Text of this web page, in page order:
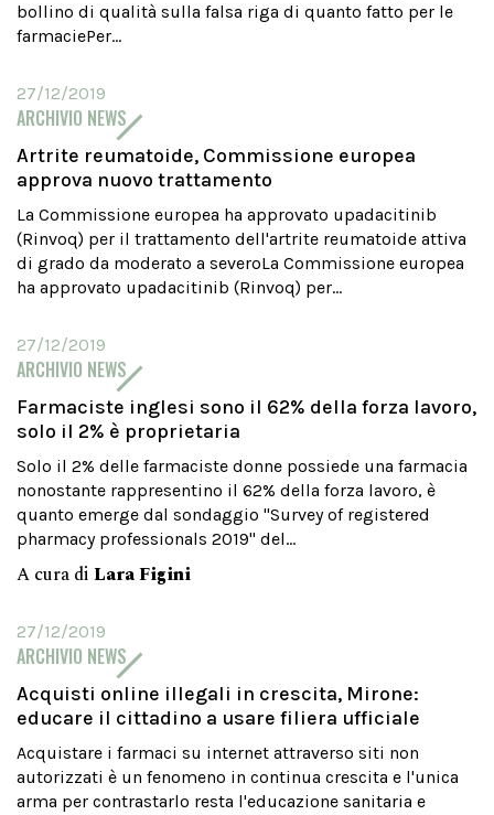
bollino di qualità sulla falsa riga di quanto fatto per le
farmaciePer...
27/12/2019
ARCHIVIO NEWS
Artrite reumatoide, Commissione europea
approva nuovo trattamento
La Commissione europea ha approvato upadacitinib
(Rinvoq) per il trattamento dell'artrite reumatoide attiva
di grado da moderato a severoLa Commissione europea
ha approvato upadacitinib (Rinvoq) per...
27/12/2019
ARCHIVIO NEWS
Farmaciste inglesi sono il 62% della forza lavoro,
solo il 2% è proprietaria
Solo il 2% delle farmaciste donne possiede una farmacia
nonostante rappresentino il 62% della forza lavoro, è
quanto emerge dal sondaggio "Survey of registered
pharmacy professionals 2019" del...
A cura di Lara Figini
27/12/2019
ARCHIVIO NEWS
Acquisti online illegali in crescita, Mirone:
educare il cittadino a usare filiera ufficiale
Acquistare i farmaci su internet attraverso siti non
autorizzati è un fenomeno in continua crescita e l'unica
arma per contrastarlo resta l'educazione sanitaria e